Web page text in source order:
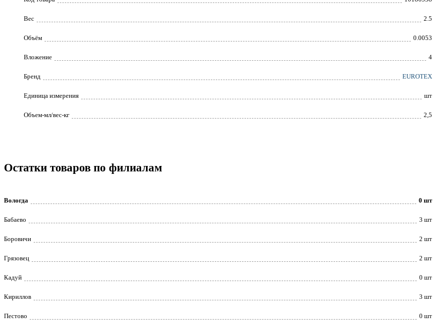
Вес 2.5
Объём 0.0053
Вложение 4
Бренд EUROTEX
Единица измерения шт
Объем-мл/вес-кг 2,5
Остатки товаров по филиалам
Вологда 0 шт
Бабаево 3 шт
Боровичи 2 шт
Грязовец 2 шт
Кадуй 0 шт
Кириллов 3 шт
Пестово 0 шт